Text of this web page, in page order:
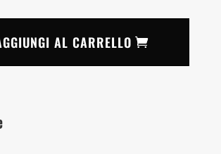
AL CARRELLO